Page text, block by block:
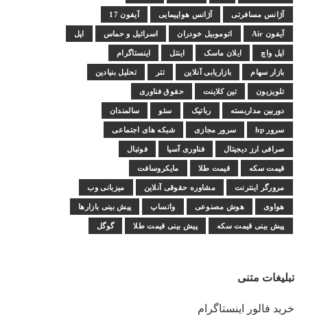
آژانس مسافرتی آژانس هواپیمایی آیفون 17
آیفون Air اتوموبیل خودران اسرائیل و حماس اپل
اپل واچ ایلان ماسک اینتل اینستاگرام
بازار سهام بازاریابی آنلاین تتر تحلیل بنیادین
تلویزیون تین کلاینت حقوق فناوری
دوربین مداربسته رباتیک سئو سالمندان
سرور hp سرور مجازی شبکه های اجتماعی
صرافی ارز دیجیتال فناوری آسیا فوتبال
قیمت سکه قیمت طلا مایکروسافت
مرورگر اینترنت مشاوره حقوقی آنلاین میزبانی وب
هواوی هوش مصنوعی واتساپ پیش بینی بازارها
پیش بینی قیمت سکه پیش بینی قیمت طلا گوگل
تبلیغات متنی
خرید فالور اینستاگرام